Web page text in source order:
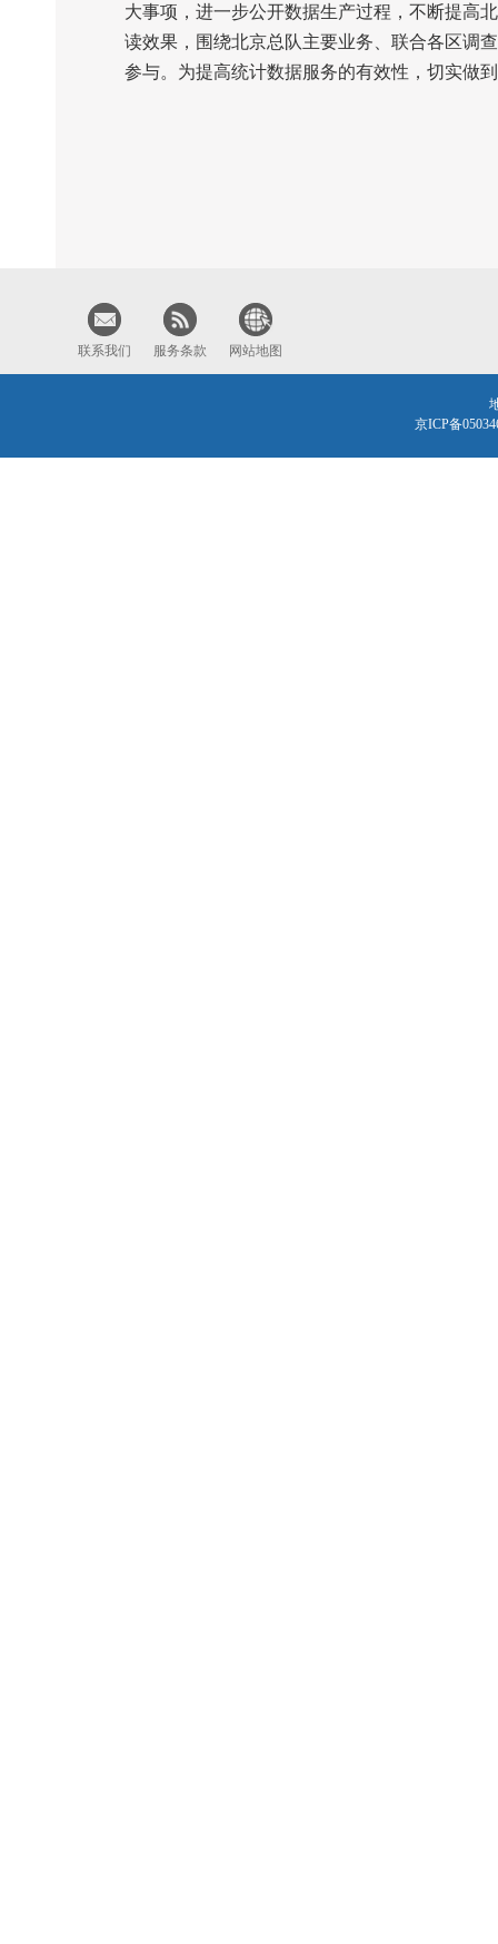
大事项，进一步公开数据生产过程，不断提高
读效果，围绕北京总队主要业务、联合各区调
参与。为提高统计数据服务的有效性，切实做
联系我们 服务条款 网站地图
京ICP备